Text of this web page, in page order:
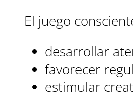
El juego
desarrollar
favorecer
estimular